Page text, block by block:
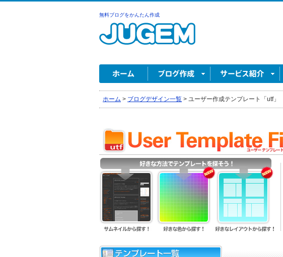
無料ブログをかんたん作成
ホーム > ブログデザイン一覧 > ユーザー作成テンプレート「utf」